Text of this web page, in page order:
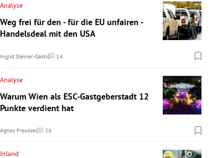
Analyse
Weg frei für den - für die EU unfairen -
Handelsdeal mit den USA
Ingrid Steiner-Gashi 14
Kommentare
Analyse
Warum Wien als ESC-Gastgeberstadt 12
Punkte verdient hat
Agnes Preusser 56
Kommentare
Inland